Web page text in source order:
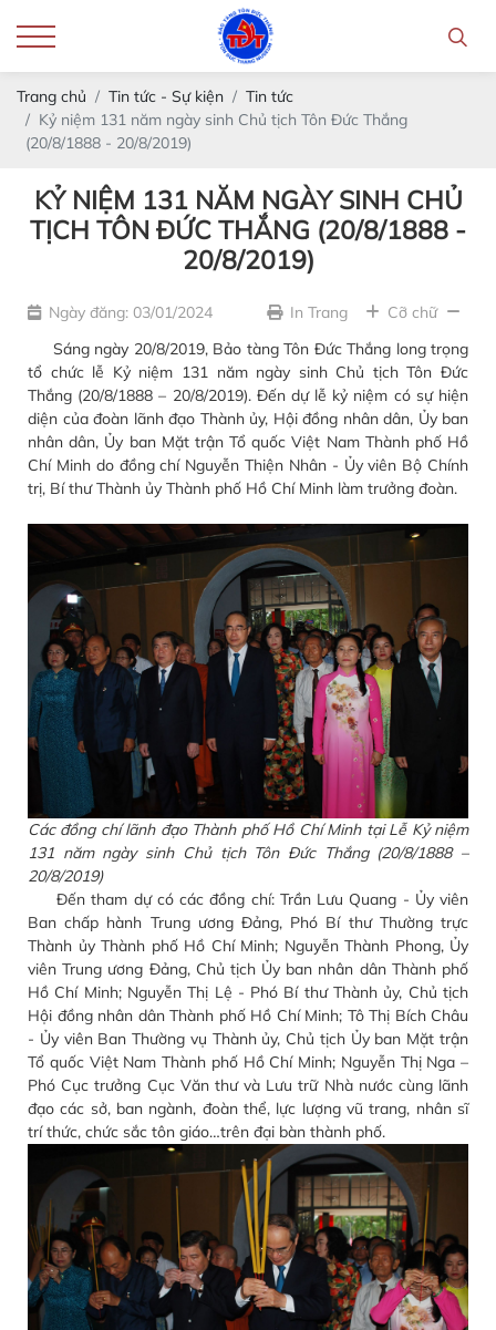
Trang chủ Tin tức - Sự kiện
Tin tức
Kỷ niệm 131 năm ngày sinh Chủ tịch Tôn Đức Thắng
(20/8/1888 - 20/8/2019)
KỶ NIỆM 131 NĂM NGÀY SINH CHỦ
TỊCH TÔN ĐỨC THẮNG (20/8/1888 -
20/8/2019)
Ngày đăng: 03/01/2024 In Trang
Cỡ chữ
Sáng ngày 20/8/2019, Bảo tàng Tôn Đức Thắng long trọng
tổ chức lễ Kỷ niệm 131 năm ngày sinh Chủ tịch Tôn Đức
Thắng (20/8/1888 – 20/8/2019). Đến dự lễ kỷ niệm có sự hiện
diện của đoàn lãnh đạo Thành ủy, Hội đồng nhân dân, Ủy ban
nhân dân, Ủy ban Mặt trận Tổ quốc Việt Nam Thành phố Hồ
Chí Minh do đồng chí Nguyễn Thiện Nhân - Ủy viên Bộ Chính
trị, Bí thư Thành ủy Thành phố Hồ Chí Minh làm trưởng đoàn.
Các đồng chí lãnh đạo Thành phố Hồ Chí Minh tại Lễ Kỷ niệm
131 năm ngày sinh Chủ tịch Tôn Đức Thắng (20/8/1888 –
20/8/2019)
Đến tham dự có các đồng chí: Trần Lưu Quang - Ủy viên
Ban chấp hành Trung ương Đảng, Phó Bí thư Thường trực
Thành ủy Thành phố Hồ Chí Minh; Nguyễn Thành Phong, Ủy
viên Trung ương Đảng, Chủ tịch Ủy ban nhân dân Thành phố
Hồ Chí Minh; Nguyễn Thị Lệ - Phó Bí thư Thành ủy, Chủ tịch
Hội đồng nhân dân Thành phố Hồ Chí Minh; Tô Thị Bích Châu
- Ủy viên Ban Thường vụ Thành ủy, Chủ tịch Ủy ban Mặt trận
Tổ quốc Việt Nam Thành phố Hồ Chí Minh; Nguyễn Thị Nga –
Phó Cục trưởng Cục Văn thư và Lưu trữ Nhà nước cùng lãnh
đạo các sở, ban ngành, đoàn thể, lực lượng vũ trang, nhân sĩ
trí thức, chức sắc tôn giáo…trên đại bàn thành phố.